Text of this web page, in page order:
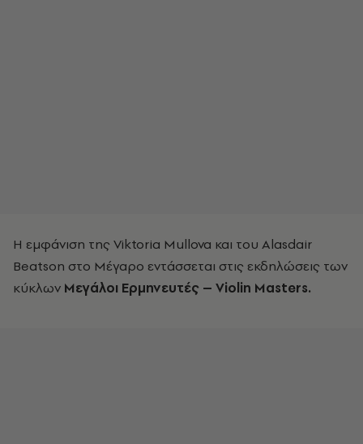
Η εμφάνιση της Viktoria Mullova και του Alasdair
Beatson στο Μέγαρο εντάσσεται στις εκδηλώσεις των
κύκλων Μεγάλοι Ερμηνευτές – Violin Masters.